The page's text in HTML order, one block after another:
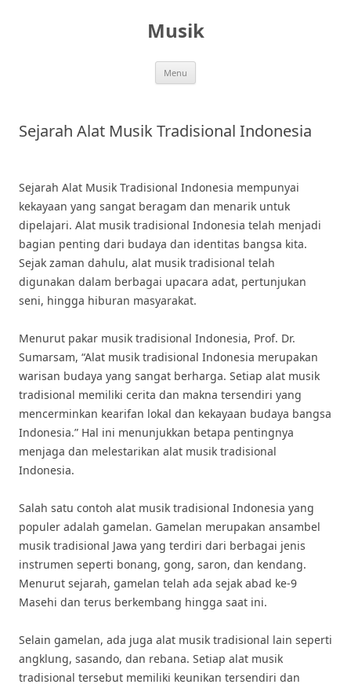
Musik
Menu
Sejarah Alat Musik Tradisional Indonesia
Sejarah Alat Musik Tradisional Indonesia mempunyai
kekayaan yang sangat beragam dan menarik untuk
dipelajari. Alat musik tradisional Indonesia telah menjadi
bagian penting dari budaya dan identitas bangsa kita.
Sejak zaman dahulu, alat musik tradisional telah
digunakan dalam berbagai upacara adat, pertunjukan
seni, hingga hiburan masyarakat.
Menurut pakar musik tradisional Indonesia, Prof. Dr.
Sumarsam, “Alat musik tradisional Indonesia merupakan
warisan budaya yang sangat berharga. Setiap alat musik
tradisional memiliki cerita dan makna tersendiri yang
mencerminkan kearifan lokal dan kekayaan budaya bangsa
Indonesia.” Hal ini menunjukkan betapa pentingnya
menjaga dan melestarikan alat musik tradisional
Indonesia.
Salah satu contoh alat musik tradisional Indonesia yang
populer adalah gamelan. Gamelan merupakan ansambel
musik tradisional Jawa yang terdiri dari berbagai jenis
instrumen seperti bonang, gong, saron, dan kendang.
Menurut sejarah, gamelan telah ada sejak abad ke-9
Masehi dan terus berkembang hingga saat ini.
Selain gamelan, ada juga alat musik tradisional lain seperti
angklung, sasando, dan rebana. Setiap alat musik
tradisional tersebut memiliki keunikan tersendiri dan